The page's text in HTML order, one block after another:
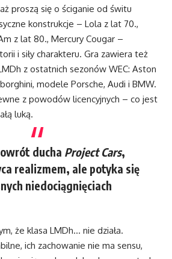
proszą się o ściganie od świtu
konstrukcje – Lola z lat 70.,
z lat 80., Mercury Cougar –
i siły charakteru. Gra zawiera też
z ostatnich sezonów WEC: Aston
modele Porsche, Audi i BMW.
z powodów licencyjnych – co jest
luką.
ducha Project Cars,
realizmem, ale potyka się
niedociągnięciach
że klasa LMDh… nie działa.
ich zachowanie nie ma sensu,